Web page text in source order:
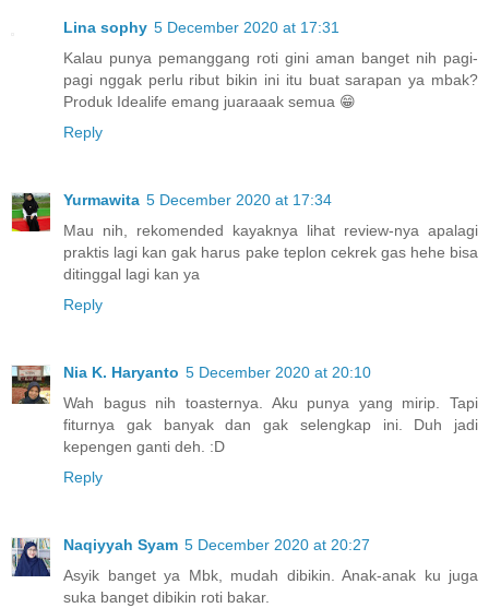
Lina sophy 5 December 2020 at 17:31
Kalau punya pemanggang roti gini aman banget nih pagi-
pagi nggak perlu ribut bikin ini itu buat sarapan ya mbak?
Produk Idealife emang juaraaak semua 😁
Reply
Yurmawita 5 December 2020 at 17:34
Mau nih, rekomended kayaknya lihat review-nya apalagi
praktis lagi kan gak harus pake teplon cekrek gas hehe bisa
ditinggal lagi kan ya
Reply
Nia K. Haryanto 5 December 2020 at 20:10
Wah bagus nih toasternya. Aku punya yang mirip. Tapi
fiturnya gak banyak dan gak selengkap ini. Duh jadi
kepengen ganti deh. :D
Reply
Naqiyyah Syam 5 December 2020 at 20:27
Asyik banget ya Mbk, mudah dibikin. Anak-anak ku juga
suka banget dibikin roti bakar.